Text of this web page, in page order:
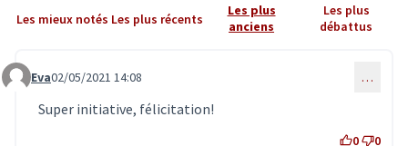
Les mieux notés Les plus récents
Les plus
anciens
Les plus
débattus
Commentaire 3288
Eva02/05/2021 14:08 …
Super initiative, félicitation!
0 0